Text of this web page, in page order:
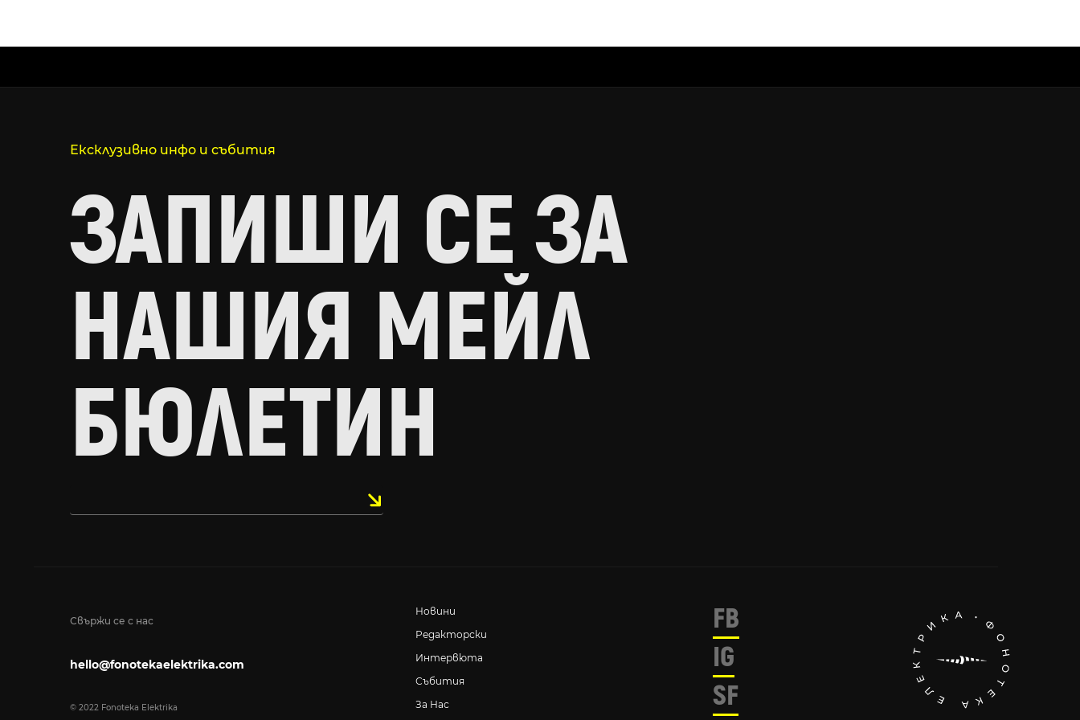
Ексклузивно инфо и събития
ЗАПИШИ СЕ ЗА
НАШИЯ МЕЙЛ
БЮЛЕТИН
Свържи се с нас
hello@fonotekaelektrika.com
© 2022 Fonoteka Elektrika
Новини
Редакторски
Интервюта
Събития
За Нас
FB
IG
SF